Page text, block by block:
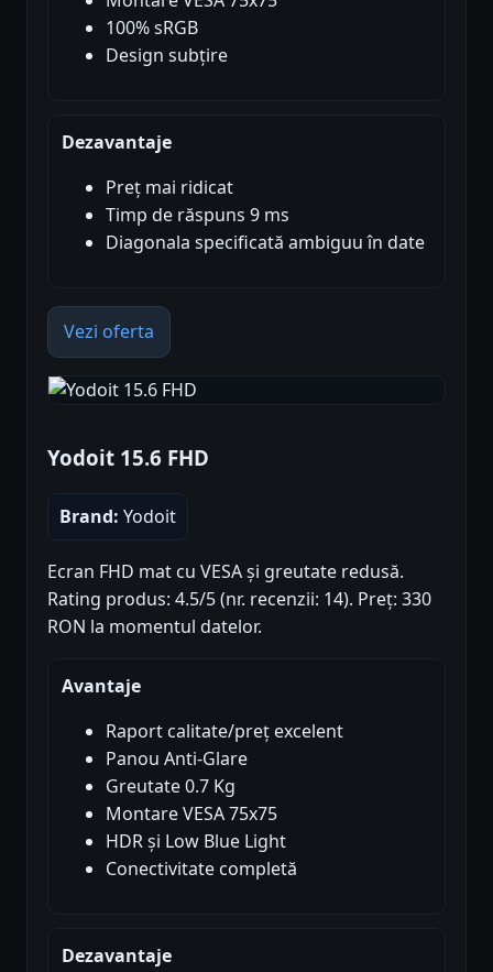
100% sRGB
Design subțire
Dezavantaje
Preț mai ridicat
Timp de răspuns 9 ms
Diagonala specificată ambiguu în date
Vezi oferta
Yodoit 15.6 FHD
Brand: Yodoit
Ecran FHD mat cu VESA și greutate redusă.
Rating produs: 4.5/5 (nr. recenzii: 14). Preț: 330
RON la momentul datelor.
Avantaje
Raport calitate/preț excelent
Panou Anti-Glare
Greutate 0.7 Kg
Montare VESA 75x75
HDR și Low Blue Light
Conectivitate completă
Dezavantaje